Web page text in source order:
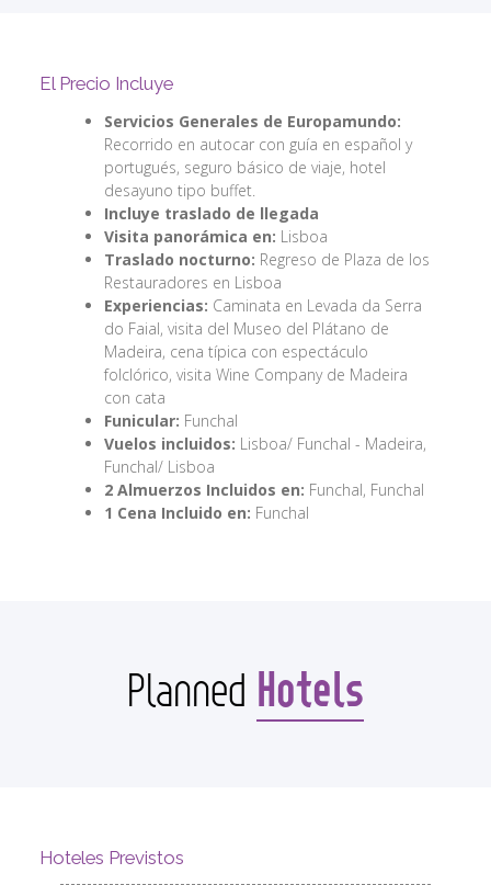
El Precio Incluye
Servicios Generales de Europamundo:
Recorrido en autocar con guía en español y
portugués, seguro básico de viaje, hotel
desayuno tipo buffet.
Incluye traslado de llegada
Visita panorámica en: Lisboa
Traslado nocturno: Regreso de Plaza de los
Restauradores en Lisboa
Experiencias: Caminata en Levada da Serra
do Faial, visita del Museo del Plátano de
Madeira, cena típica con espectáculo
folclórico, visita Wine Company de Madeira
con cata
Funicular: Funchal
Vuelos incluidos: Lisboa/ Funchal - Madeira,
Funchal/ Lisboa
2 Almuerzos Incluidos en: Funchal, Funchal
1 Cena Incluido en: Funchal
Planned Hotels
Hoteles Previstos